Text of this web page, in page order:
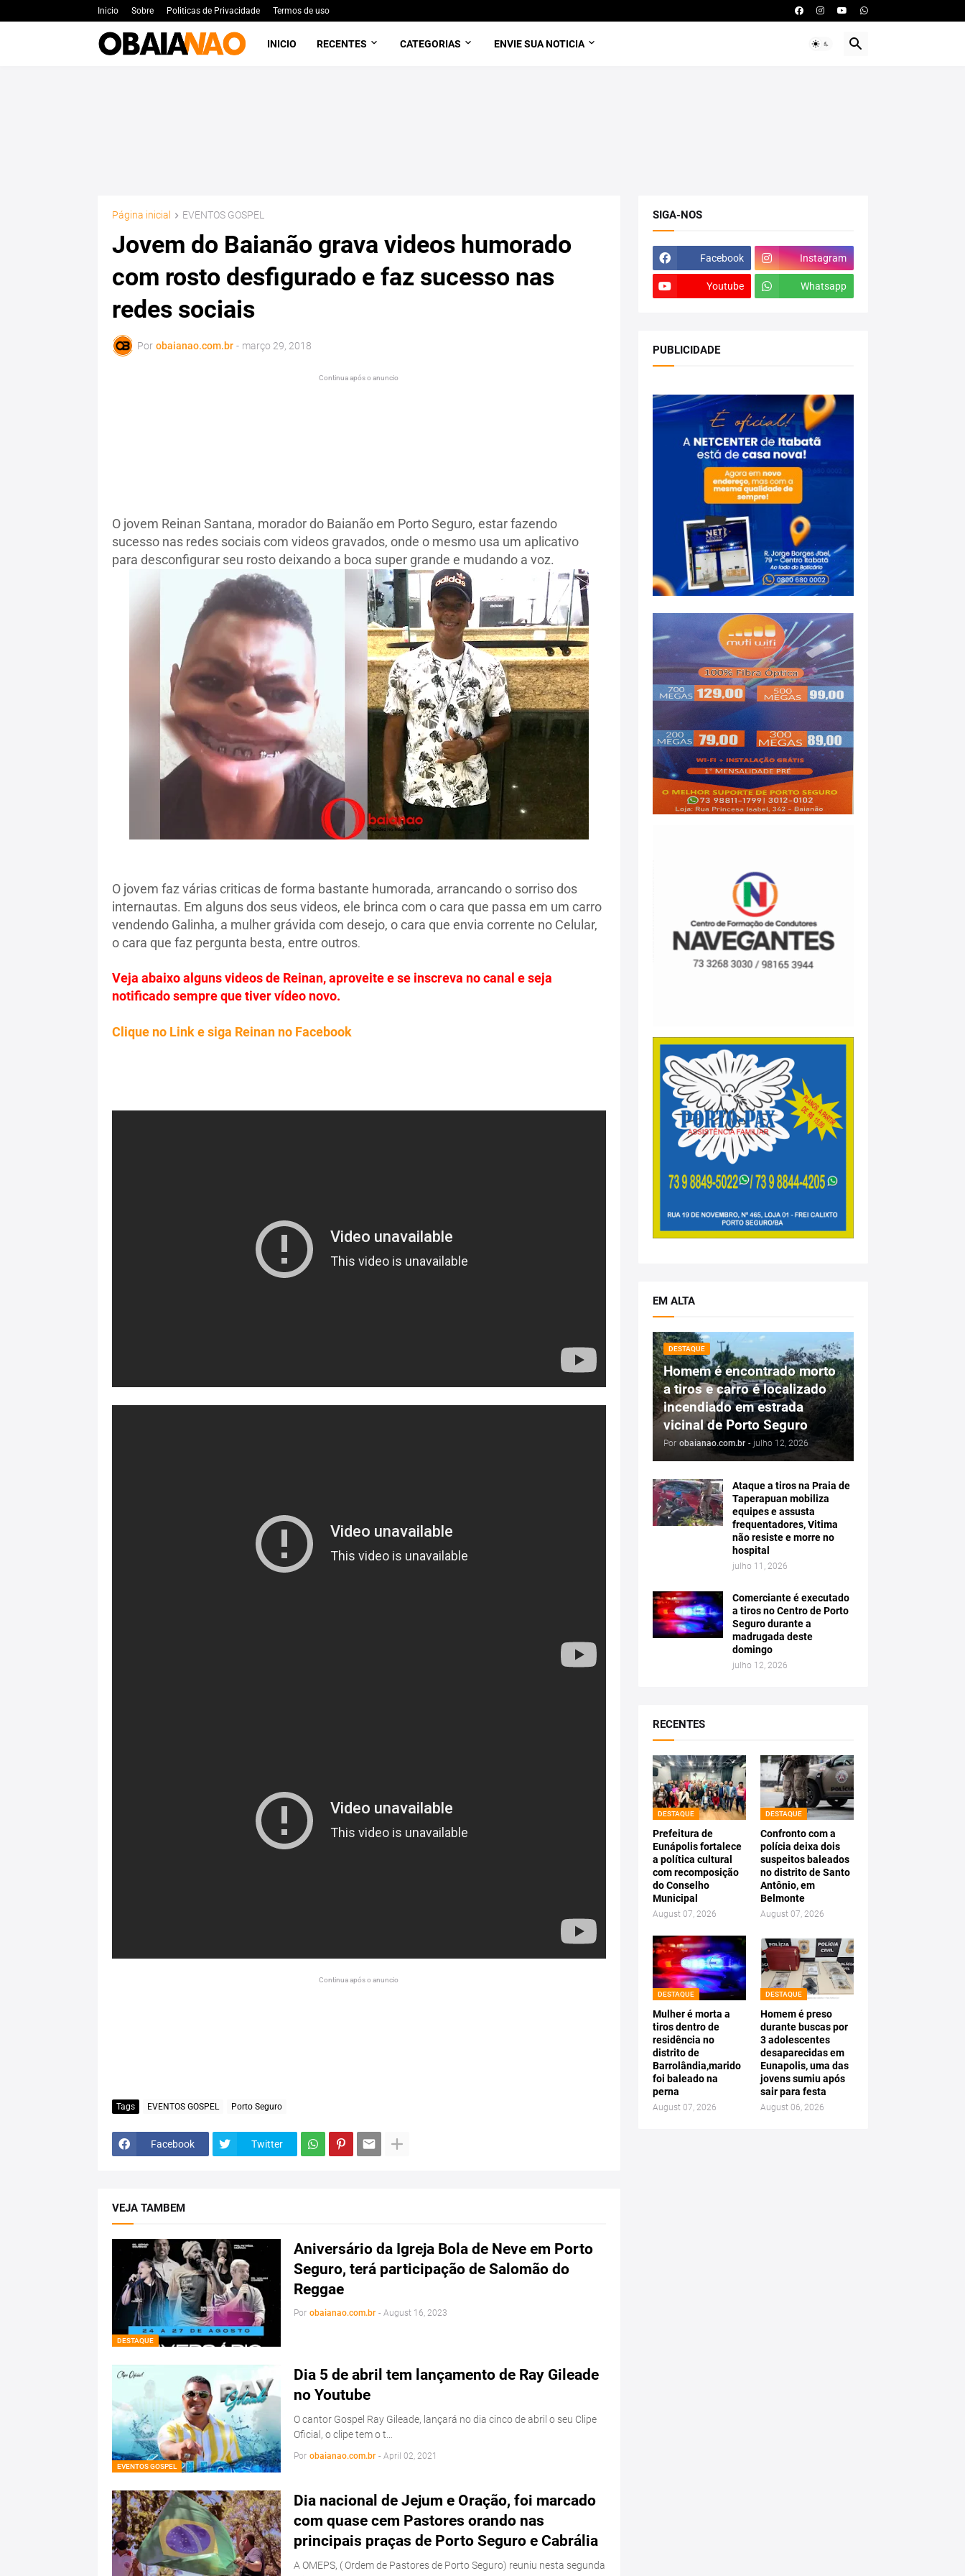
Inicio Sobre Politicas de Privacidade Termos de uso
INICIO RECENTES CATEGORIAS ENVIE SUA NOTICIA
Página inicial EVENTOS GOSPEL
Jovem do Baianão grava videos humorado
com rosto desfigurado e faz sucesso nas
redes sociais
Por obaianao.com.br - março 29, 2018
Continua após o anuncio
O jovem Reinan Santana, morador do Baianão em Porto Seguro, estar fazendo
sucesso nas redes sociais com videos gravados, onde o mesmo usa um aplicativo
para desconfigurar seu rosto deixando a boca super grande e mudando a voz.
O jovem faz várias criticas de forma bastante humorada, arrancando o sorriso dos
internautas. Em alguns dos seus videos, ele brinca com o cara que passa em um carro
vendendo Galinha, a mulher grávida com desejo, o cara que envia corrente no Celular,
o cara que faz pergunta besta, entre outros.
Veja abaixo alguns videos de Reinan, aproveite e se inscreva no canal e seja
notificado sempre que tiver vídeo novo.
Clique no Link e siga Reinan no Facebook
Continua após o anuncio
Tags EVENTOS GOSPEL Porto Seguro
Facebook Twitter
VEJA TAMBEM
DESTAQUE
Aniversário da Igreja Bola de Neve em Porto
Seguro, terá participação de Salomão do
Reggae
Por obaianao.com.br - August 16, 2023
EVENTOS GOSPEL
Dia 5 de abril tem lançamento de Ray Gileade
no Youtube
O cantor Gospel Ray Gileade, lançará no dia cinco de abril o seu Clipe
Oficial, o clipe tem o t…
Por obaianao.com.br - April 02, 2021
Dia nacional de Jejum e Oração, foi marcado
com quase cem Pastores orando nas
principais praças de Porto Seguro e Cabrália
A OMEPS, ( Ordem de Pastores de Porto Seguro) reuniu nesta segunda
SIGA-NOS
Facebook Instagram
Youtube Whatsapp
PUBLICIDADE
EM ALTA
DESTAQUE
Homem é encontrado morto
a tiros e carro é localizado
incendiado em estrada
vicinal de Porto Seguro
Por obaianao.com.br - julho 12, 2026
Ataque a tiros na Praia de
Taperapuan mobiliza
equipes e assusta
frequentadores, Vitima
não resiste e morre no
hospital
julho 11, 2026
Comerciante é executado
a tiros no Centro de Porto
Seguro durante a
madrugada deste
domingo
julho 12, 2026
RECENTES
DESTAQUE
Prefeitura de
Eunápolis fortalece
a política cultural
com recomposição
do Conselho
Municipal
August 07, 2026
DESTAQUE
Confronto com a
polícia deixa dois
suspeitos baleados
no distrito de Santo
Antônio, em
Belmonte
August 07, 2026
DESTAQUE
Mulher é morta a
tiros dentro de
residência no
distrito de
Barrolândia,marido
foi baleado na
perna
August 07, 2026
DESTAQUE
Homem é preso
durante buscas por
3 adolescentes
desaparecidas em
Eunapolis, uma das
jovens sumiu após
sair para festa
August 06, 2026